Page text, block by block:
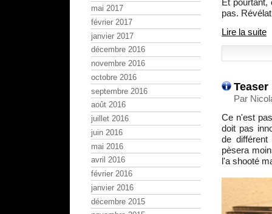
Et pourtant,
pas.
Lire la suite
Par
Ce n'est
doit pas
de
pèsera
l'a shooté
mai 2017
février 2017
janvier 2017
décembre 2016
novembre 2016
octobre 2016
septembre 2016
août 2016
juillet 2016
juin 2016
mai 2016
avril 2016
février 2016
janvier 2016
décembre 2015